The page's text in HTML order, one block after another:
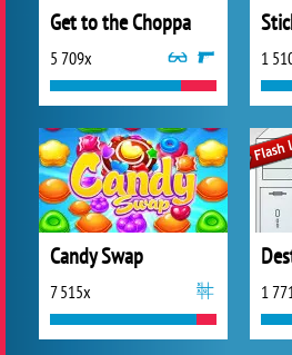
Get to the Choppa
5 709x 1
Candy Swap
7 515x 1